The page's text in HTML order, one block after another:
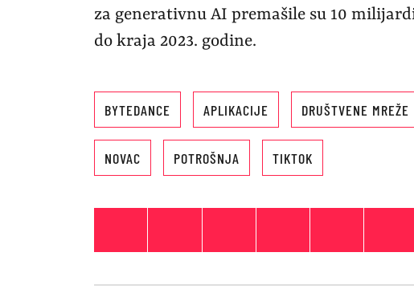
za generativnu AI premašile su 10
do kraja 2023. godine.
BYTEDANCE APLIKACIJE DRUŠTVENE MREŽE
NOVAC POTROŠNJA TIKTOK